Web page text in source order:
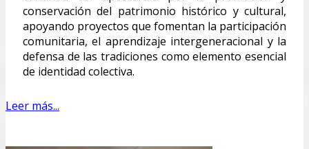
conservación del patrimonio histórico y cultural,
apoyando proyectos que fomentan la participación
comunitaria, el aprendizaje intergeneracional y la
defensa de las tradiciones como elemento esencial
de identidad colectiva.
Leer más...